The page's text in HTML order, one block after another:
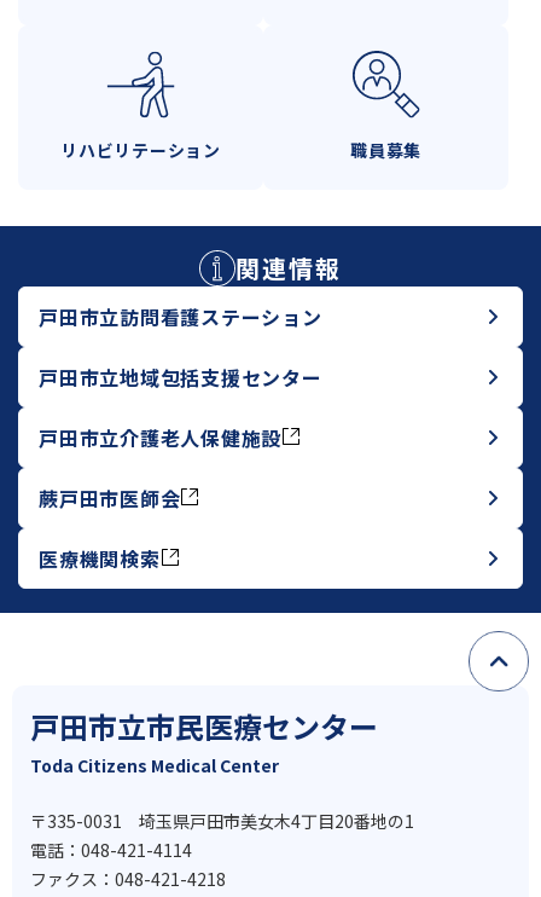
リハビリテーション 職員募集
関連情報
戸田市立訪問看護ステーション
戸田市立地域包括支援センター
戸田市立介護老人保健施設
蕨戸田市医師会
医療機関検索
戸田市立市民医療センター
Toda Citizens Medical Center
〒335-0031 埼玉県戸田市美女木4丁目20番地の1
電話：048-421-4114
ファクス：048-421-4218